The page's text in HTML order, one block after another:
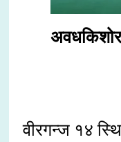
वीरगन्ज १४